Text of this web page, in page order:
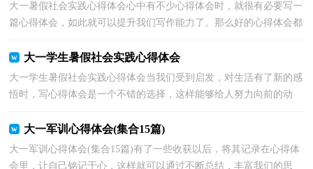
大一暑假社会实践心得体会心中有不少心得体会时，就很有必要写一
篇心得体会，如此就可以提升我们写作能力了。那么好的心得体会都
大一学生暑假社会实践心得体会
大一学生暑假社会实践心得体会当我们受到启发，对生活有了新的感
悟时，写心得体会是一个不错的选择，这样能够给人努力向前的动
大一军训心得体会(集合15篇)
大一军训心得体会(集合15篇)有了一些收获以后，将其记录在心得体
会里，让自己铭记于心，这样就可以通过不断总结，丰富我们的思